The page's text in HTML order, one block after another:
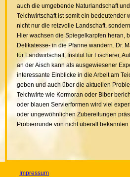
auch die umgebende Naturlandschaft
Teichwirtschaft ist somit ein bedeutender
nicht nur die reizvolle Landschaft,
Hier wachsen die Spiegelkarpfen heran,
Delikatesse- in die Pfanne wandern. Dr.
für Landwirtschaft, Institut für Fischerei,
an der Aisch kann als ausgewiesener
interessante Einblicke in die Arbeit am
geben und auch über die aktuellen
Teichwirte wie Kormoran oder Biber
oder blauen Servierformen wird viel
oder ungewöhnlichen Zubereitungen
Probierrunde von nicht überall
Impressum